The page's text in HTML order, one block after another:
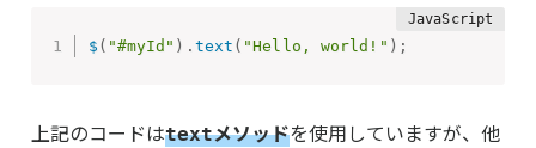
$ ( "#myId" ) . text ( "Hello, world!" ) ;
上記のコードはtextメソッドを使用していますが、他